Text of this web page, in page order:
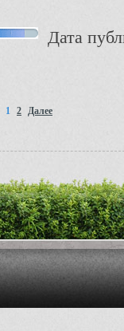
Дата
1 2 Далее